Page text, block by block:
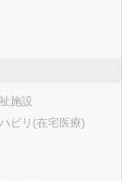
宮崎県
沢区
谷区
区
筑区
施設
ビリ(在宅医療)